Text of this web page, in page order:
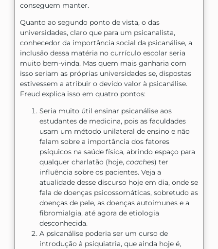
conseguem manter.
Quanto ao segundo ponto de vista, o das
universidades, claro que para um psicanalista,
conhecedor da importância social da psicanálise, a
inclusão dessa matéria no currículo escolar seria
muito bem-vinda. Mas quem mais ganharia com
isso seriam as próprias universidades se, dispostas
estivessem a atribuir o devido valor à psicanálise.
Freud explica isso em quatro pontos:
Seria muito útil ensinar psicanálise aos
estudantes de medicina, pois as faculdades
usam um método unilateral de ensino e não
falam sobre a importância dos fatores
psíquicos na saúde física, abrindo espaço para
qualquer charlatão (hoje, coaches) ter
influência sobre os pacientes. Veja a
atualidade desse discurso hoje em dia, onde se
fala de doenças psicossomáticas, sobretudo as
doenças de pele, as doenças autoimunes e a
fibromialgia, até agora de etiologia
desconhecida.
A psicanálise poderia ser um curso de
introdução à psiquiatria, que ainda hoje é,